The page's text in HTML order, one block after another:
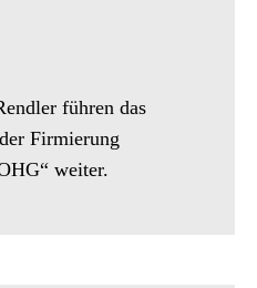
führen das
Firmierung
weiter.